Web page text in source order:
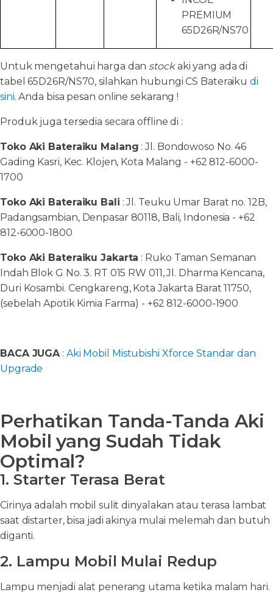
PREMIUM
65D26R/NS70
Untuk mengetahui harga dan stockaki yang ada di
tabel 65D26R/NS70, silahkan hubungi CS Bateraikudi
sini. Anda bisa pesan online sekarang !
Produk juga tersedia secara offline di :
Toko Aki Bateraiku Malang : Jl. Bondowoso No. 46
Gading Kasri, Kec. Klojen, Kota Malang - +62 812-6000-
1700
Toko Aki Bateraiku Bali : Jl. Teuku Umar Barat no. 12B,
Padangsambian, Denpasar 80118, Bali, Indonesia - +62
812-6000-1800
Toko Aki Bateraiku Jakarta : Ruko Taman Semanan
Indah Blok G No. 3. RT 015 RW 011, Jl. Dharma Kencana,
Duri Kosambi. Cengkareng, Kota Jakarta Barat 11750,
(sebelah Apotik Kimia Farma) - +62 812-6000-1900
BACA JUGA: Aki Mobil Mistubishi Xforce Standar dan
Upgrade
Perhatikan Tanda-Tanda Aki
Mobil yang Sudah Tidak
Optimal?
1. Starter Terasa Berat
Cirinya adalah mobil sulit dinyalakan atau terasa lambat
saat distarter, bisa jadi akinya mulai melemah dan butuh
diganti.
2. Lampu Mobil Mulai Redup
Lampu menjadi alat penerang utama ketika malam hari.